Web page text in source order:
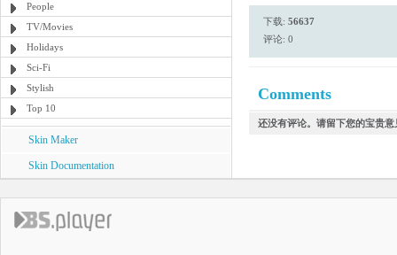
People
TV/Movies
Holidays
Sci-Fi
Stylish
Top 10
Skin Maker
Skin Documentation
下载: 56637
评论: 0
Comments
还没有评论。请留下您的宝贵意